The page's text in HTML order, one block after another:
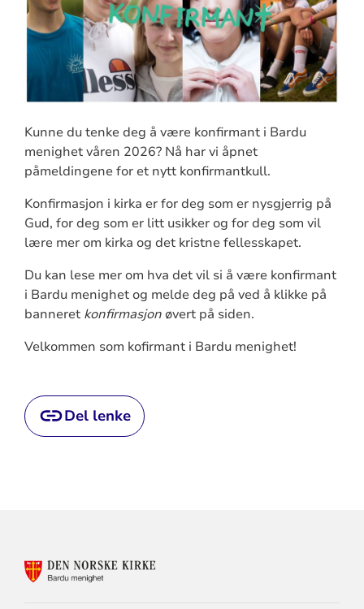
Kunne du tenke deg å være konfirmant i Bardu
menighet våren 2026? Nå har vi åpnet
påmeldingene for et nytt konfirmantkull.
Konfirmasjon i kirka er for deg som er nysgjerrig på
Gud, for deg som er litt usikker og for deg som vil
lære mer om kirka og det kristne fellesskapet.
Du kan lese mer om hva det vil si å være konfirmant
i Bardu menighet og melde deg på ved å klikke på
banneret konfirmasjon øvert på siden.
Velkommen som kofirmant i Bardu menighet!
Del lenke